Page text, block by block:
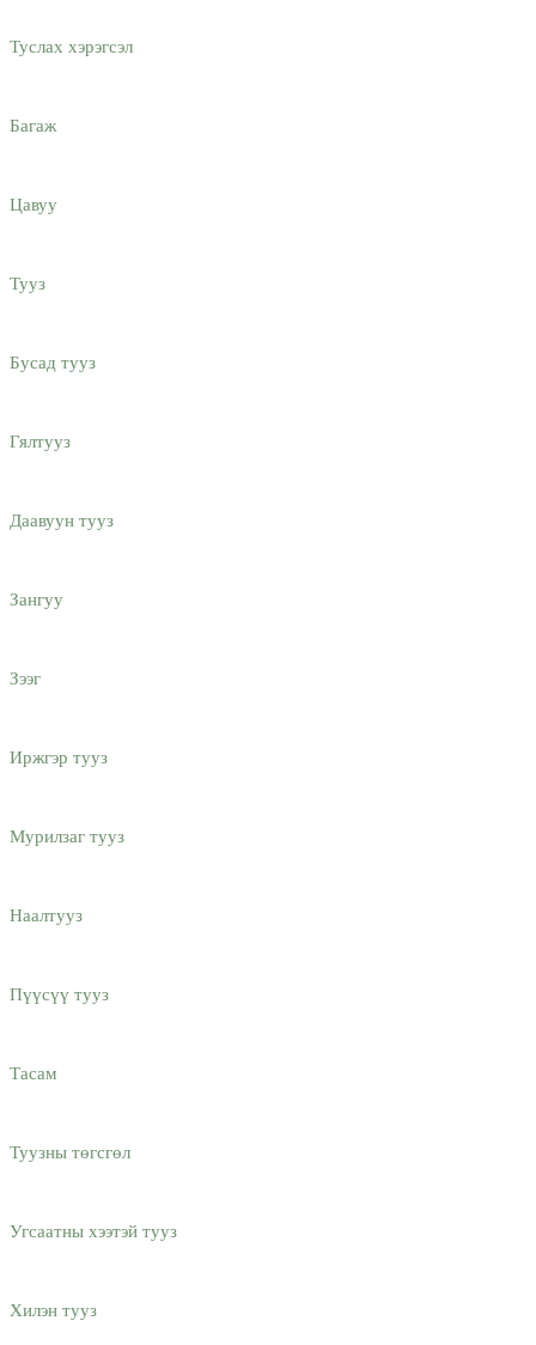
Туслах хэрэгсэл
Багаж
Цавуу
Тууз
Бусад тууз
Гялтууз
Даавуун тууз
Зангуу
Зээг
Иржгэр тууз
Мурилзаг тууз
Наалтууз
Пүүсүү тууз
Тасам
Туузны төгсгөл
Угсаатны хээтэй тууз
Хилэн тууз